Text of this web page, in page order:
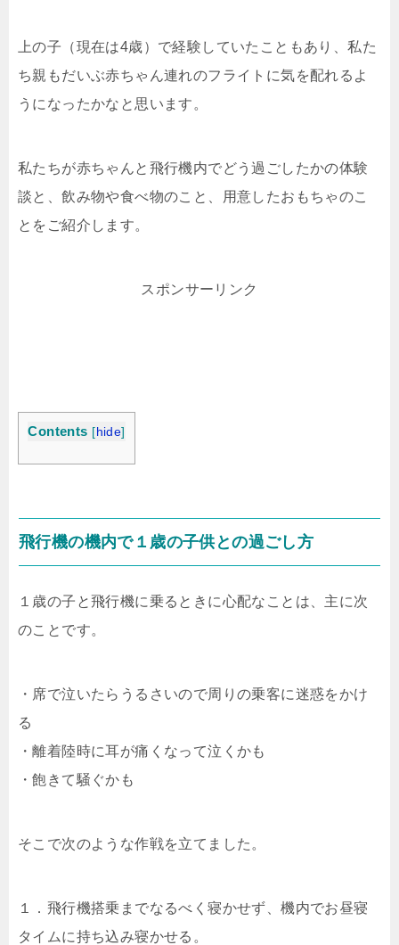
上の子（現在は4歳）で経験していたこともあり、私た
ち親もだいぶ赤ちゃん連れのフライトに気を配れるよ
うになったかなと思います。
私たちが赤ちゃんと飛行機内でどう過ごしたかの体験
談と、飲み物や食べ物のこと、用意したおもちゃのこ
とをご紹介します。
スポンサーリンク
Contents [hide]
飛行機の機内で１歳の子供との過ごし方
１歳の子と飛行機に乗るときに心配なことは、主に次
のことです。
・席で泣いたらうるさいので周りの乗客に迷惑をかけ
る
・離着陸時に耳が痛くなって泣くかも
・飽きて騒ぐかも
そこで次のような作戦を立てました。
１．飛行機搭乗までなるべく寝かせず、機内でお昼寝
タイムに持ち込み寝かせる。